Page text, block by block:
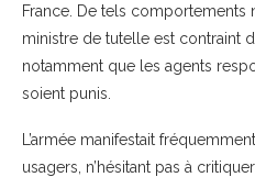
France. De tels comportements
ministre de tutelle est contraint
notamment que les agents
soient punis.
L’armée manifestait
usagers, n’hésitant pas à